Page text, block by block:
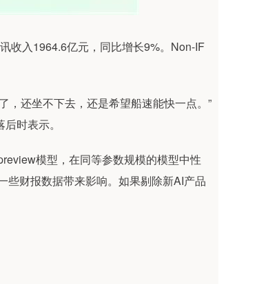
收入1964.6亿元，同比增长9%。Non-IF
，还坐不下去，还是希望船速能快一点。”
时表示。
模型，在同等参数规模的模型中性
些财报数据带来影响。如果剔除新AI产品